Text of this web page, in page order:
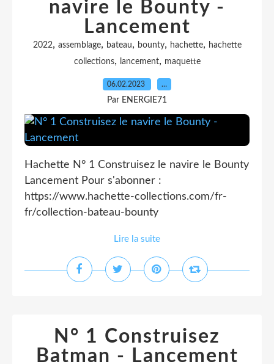
navire le Bounty -
Lancement
2022, assemblage, bateau, bounty, hachette, hachette
collections, lancement, maquette
06.02.2023 …
Par ENERGIE71
Hachette N° 1 Construisez le navire le Bounty
Lancement Pour s'abonner :
https://www.hachette-collections.com/fr-
fr/collection-bateau-bounty
Lire la suite
N° 1 Construisez
Batman - Lancement